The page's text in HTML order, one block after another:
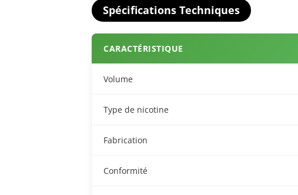
Spécifications Techniques
CARACTÉRISTIQUE
Volume
Type de nicotine
Fabrication
Conformité